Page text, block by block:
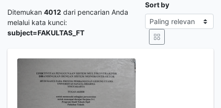
Ditemukan 4012 dari pencarian Anda
melalui kata kunci:
subject=FAKULTAS_FT
Sort by